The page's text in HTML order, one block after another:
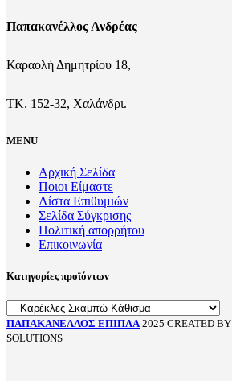
Παπακανέλλος Ανδρέας
Καραολή Δημητρίου 18,
ΤΚ. 152-32, Χαλάνδρι.
MENU
Αρχική Σελίδα
Ποιοι Είμαστε
Λίστα Επιθυμιών
Σελίδα Σύγκρισης
Πολιτική απορρήτου
Επικοινωνία
Κατηγορίες προϊόντων
ΠΑΠΑΚΑΝΕΛΛΟΣ ΕΠΙΠΛΑ 2025 CREATED BY
SOLUTIONS